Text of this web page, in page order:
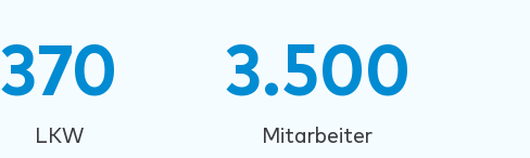
370
LKW
3.500
Mitarbeiter